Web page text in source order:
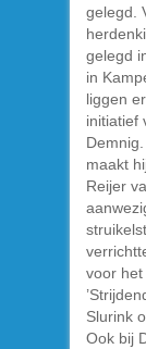
gelegd.
gelegd
in
liggen
initiatief
maakt
Reijer
voor
Slurink
Ook bij